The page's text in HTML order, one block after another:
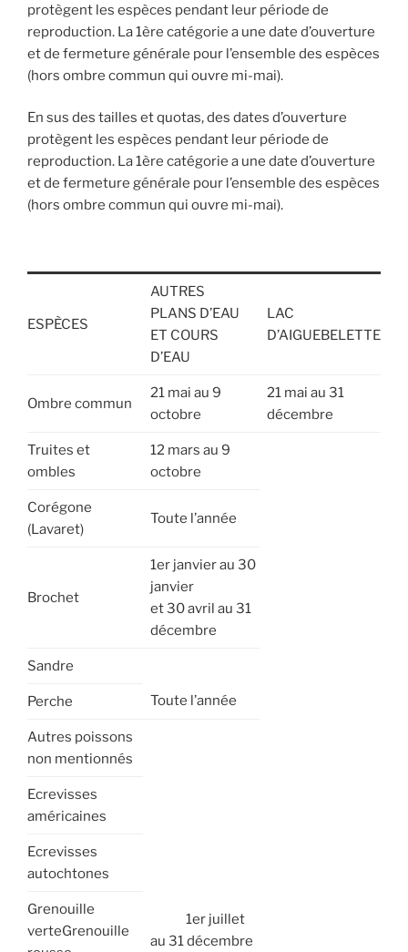
protègent les espèces pendant leur période de
reproduction. La 1ère catégorie a une date d’ouverture
et de fermeture générale pour l’ensemble des espèces
(hors ombre commun qui ouvre mi-mai).
En sus des tailles et quotas, des dates d’ouverture
protègent les espèces pendant leur période de
reproduction. La 1ère catégorie a une date d’ouverture
et de fermeture générale pour l’ensemble des espèces
(hors ombre commun qui ouvre mi-mai).
ESPÈCES
AUTRES
PLANS D’EAU
ET COURS
D’EAU
LAC
D’AIGUEBELETTE
Ombre commun
21 mai au 9
octobre
21 mai au 31
décembre
Truites et
ombles
12 mars au 9
octobre
Corégone
(Lavaret)
Toute l’année
Brochet
1er janvier au 30
janvier
et 30 avril au 31
décembre
Sandre
Perche Toute l’année
Autres poissons
non mentionnés
Ecrevisses
américaines
Ecrevisses
autochtones
Grenouille
verteGrenouille
1er juillet
au 31 décembre